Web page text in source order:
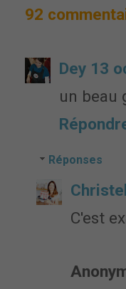
92
Dey 13
un beau
Réponses
C'est